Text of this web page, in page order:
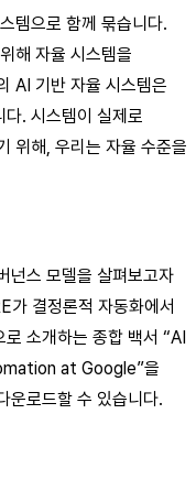
템으로 함께 묶습니다.
해 자율 시스템을
AI 기반 자율 시스템은
. 시스템이 실제로
위해, 우리는 자율 수준을
넌스 모델을 살펴보고자
결정론적 자동화에서
소개하는 종합 백서 “AI
at Google”을
운로드할 수 있습니다.